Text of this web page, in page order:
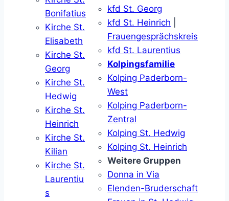
Bonifatius
Kirche St.
Elisabeth
Kirche St.
Georg
Kirche St.
Hedwig
Kirche St.
Heinrich
Kirche St.
Kilian
Kirche St.
Laurentiu
s
kfd St. Georg
kfd St. Heinrich
Frauengesprächskreis
kfd St. Laurentius
Kolpingsfamilie
Kolping Paderborn-
West
Kolping Paderborn-
Zentral
Kolping St. Hedwig
Kolping St. Heinrich
Weitere Gruppen
Donna in Via
Elenden-Bruderschaft